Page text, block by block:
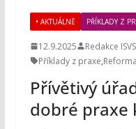
• AKTUÁLNĚ PŘÍKLADY Z
12.9.2025
Redakce
Příklady z praxe,Reforma
Přívětivý
dobré praxe